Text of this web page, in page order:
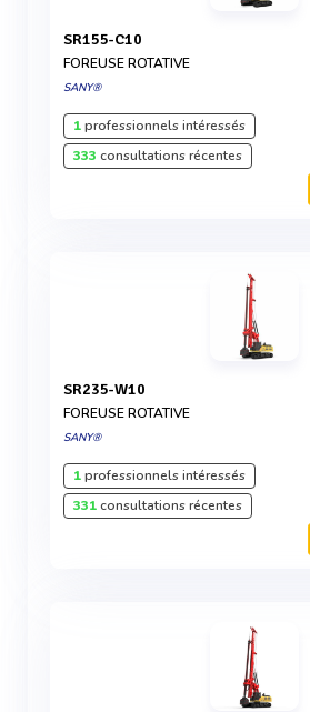
SR155-C10
FOREUSE ROTATIVE
SANY®
1professionnels intéressés
333 consultations récentes
SR235-W10
FOREUSE ROTATIVE
SANY®
1professionnels intéressés
331consultations récentes